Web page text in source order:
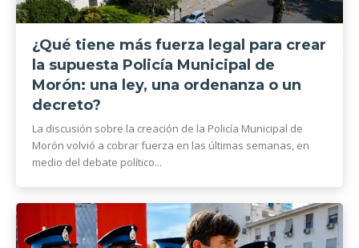
¿Qué tiene más fuerza legal para crear
la supuesta Policía Municipal de
Morón: una ley, una ordenanza o un
decreto?
La discusión sobre la creación de la Policía Municipal de
Morón volvió a cobrar fuerza en las últimas semanas, en
medio del debate político...